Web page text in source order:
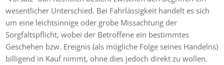
wesentlicher Unterschied. Bei Fahrlässigkeit handelt es sich
um eine leichtsinnige oder grobe Missachtung der
Sorgfaltspflicht, wobei der Betroffene ein bestimmtes
Geschehen bzw. Ereignis (als mögliche Folge seines Handelns)
billigend in Kauf nimmt, ohne dies jedoch direkt zu wollen.